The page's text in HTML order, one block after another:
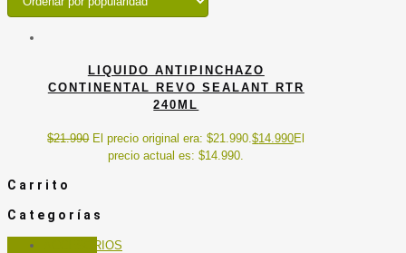
LIQUIDO ANTIPINCHAZO
CONTINENTAL REVO SEALANT RTR
240ML
$21.990 El precio original era: $21.990.$14.990El
precio actual es: $14.990.
Carrito
Categorías
ACCESORIOS